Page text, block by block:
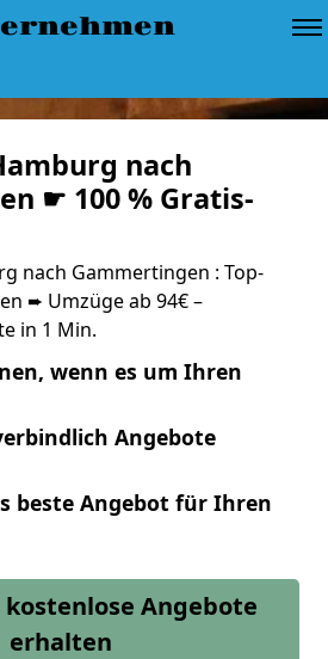
nach
☛ 100 % Gratis-
nach Gammertingen : Top-
➨ Umzüge ab 94€ –
in 1 Min.
wenn es um Ihren
Angebote
beste Angebot für Ihren
Angebote
erhalten